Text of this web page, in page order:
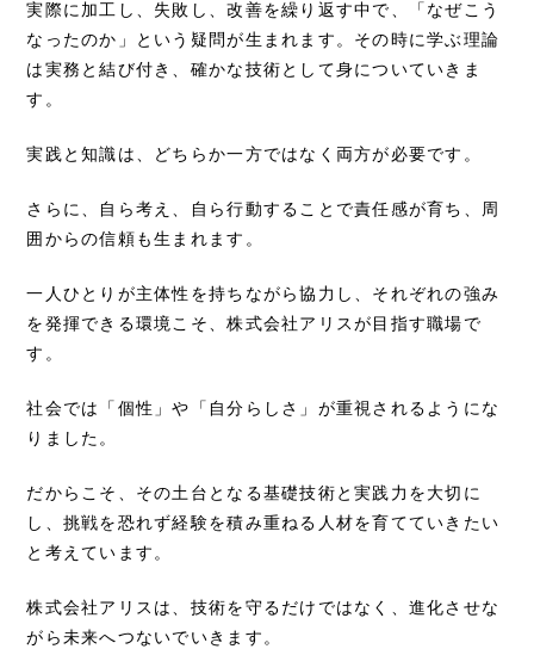
実際に加工し、失敗し、改善を繰り返す中で、「なぜこう
なったのか」という疑問が生まれます。その時に学ぶ理論
は実務と結び付き、確かな技術として身についていきま
す。
実践と知識は、どちらか一方ではなく両方が必要です。
さらに、自ら考え、自ら行動することで責任感が育ち、周
囲からの信頼も生まれます。
一人ひとりが主体性を持ちながら協力し、それぞれの強み
を発揮できる環境こそ、株式会社アリスが目指す職場で
す。
社会では「個性」や「自分らしさ」が重視されるようにな
りました。
だからこそ、その土台となる基礎技術と実践力を大切に
し、挑戦を恐れず経験を積み重ねる人材を育てていきたい
と考えています。
株式会社アリスは、技術を守るだけではなく、進化させな
がら未来へつないでいきます。